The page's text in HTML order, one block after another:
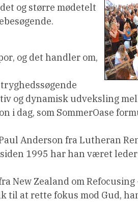
og større mødetelt
og det handler om,
og dynamisk udveksling
dag, som SommerOase
Anderson fra Lutheran
1995 har han været
Zealand om
til at rette fokus mod Gud,